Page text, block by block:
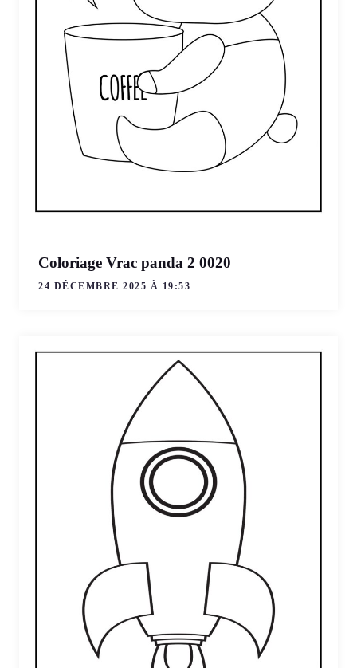
Coloriage Vrac panda 2 0020
24 DÉCEMBRE 2025 À 19:53